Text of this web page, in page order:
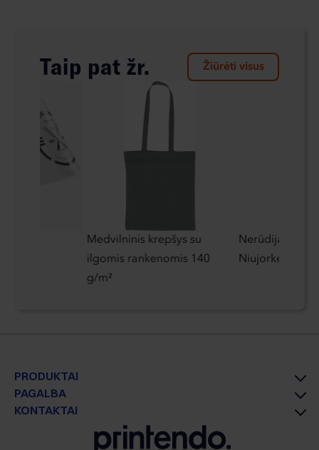
Taip pat žr. Žiūrėti visus
Medvilninis krepšys su
ilgomis rankenomis 140
g/m²
Nerūdijančio
Niujorke
PRODUKTAI
PAGALBA
KONTAKTAI